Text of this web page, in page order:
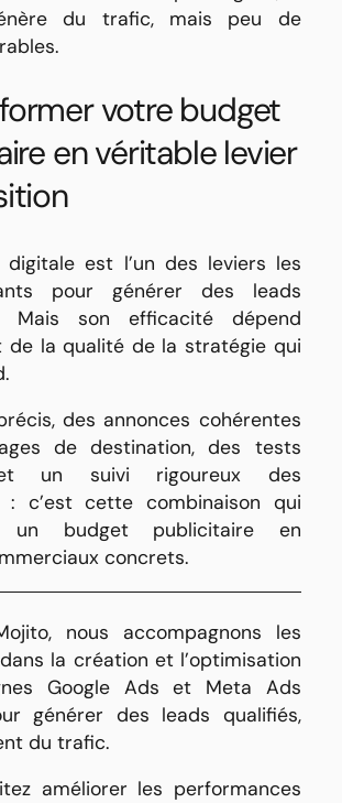
du trafic, mais peu de
votre budget
en véritable levier
digitale est l’un des leviers les
pour générer des leads
Mais son efficacité dépend
de la qualité de la stratégie qui
des annonces cohérentes
de destination, des tests
un suivi rigoureux des
: c’est cette combinaison qui
un budget publicitaire en
concrets.
nous accompagnons les
la création et l’optimisation
Google Ads et Meta Ads
générer des leads qualifiés,
du trafic.
améliorer les performances